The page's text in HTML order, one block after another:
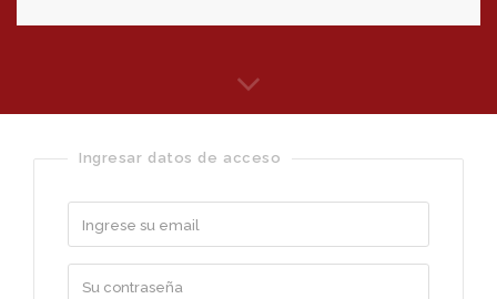
Ingresar datos de acceso